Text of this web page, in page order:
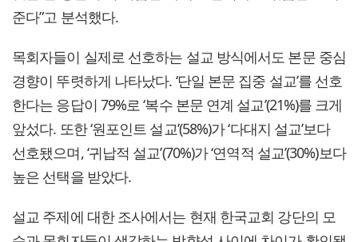
준다”고 분석했다.
목회자들이 실제로 선호하는 설교 방식에서도 본문 중심
경향이 뚜렷하게 나타났다. ‘단일 본문 집중 설교’를 선호
한다는 응답이 79%로 ‘복수 본문 연계 설교’(21%)를 크게
앞섰다. 또한 ‘원포인트 설교’(58%)가 ‘다대지 설교’보다
선호됐으며, ‘귀납적 설교’(70%)가 ‘연역적 설교’(30%)보다
높은 선택을 받았다.
설교 주제에 대한 조사에서는 현재 한국교회 강단의 모